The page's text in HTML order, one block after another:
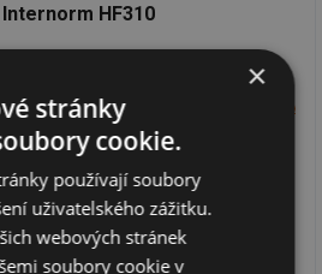
HF310
okna i křídla sdružený z materiálu
tvrdá pěna, hliníkové opláštění vně.
×
stránky
cookie.
používají soubory
uživatelského zážitku.
webových stránek
soubory cookie v